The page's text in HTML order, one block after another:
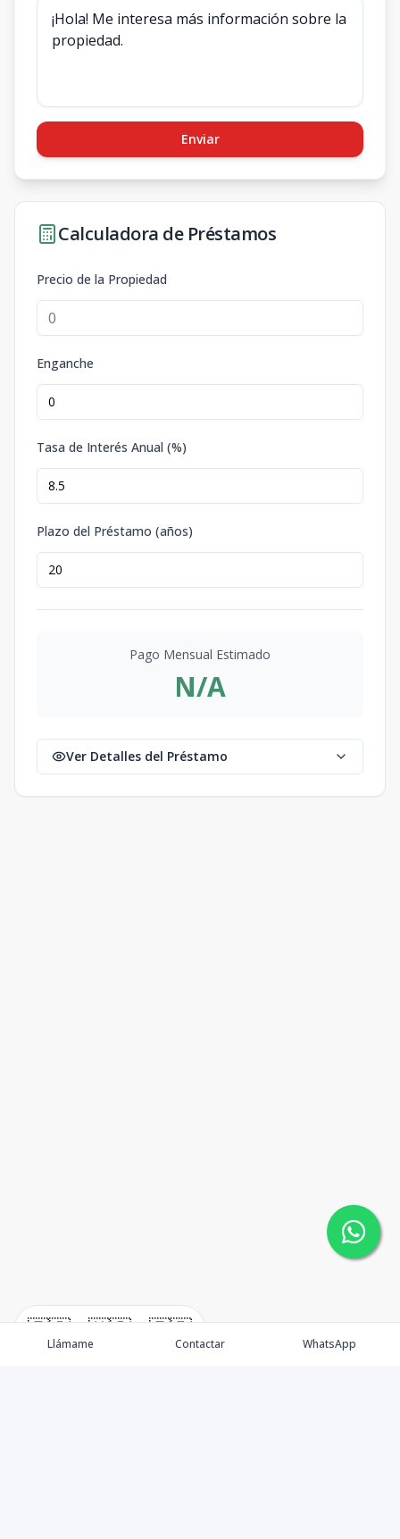
🇪🇸 🇺🇸 🇫🇷
Enviar
Calculadora de Préstamos
Precio de la Propiedad
Enganche
Tasa de Interés Anual (%)
Plazo del Préstamo (años)
Pago Mensual Estimado
N/A
Ver Detalles del Préstamo
Llámame Contactar WhatsApp